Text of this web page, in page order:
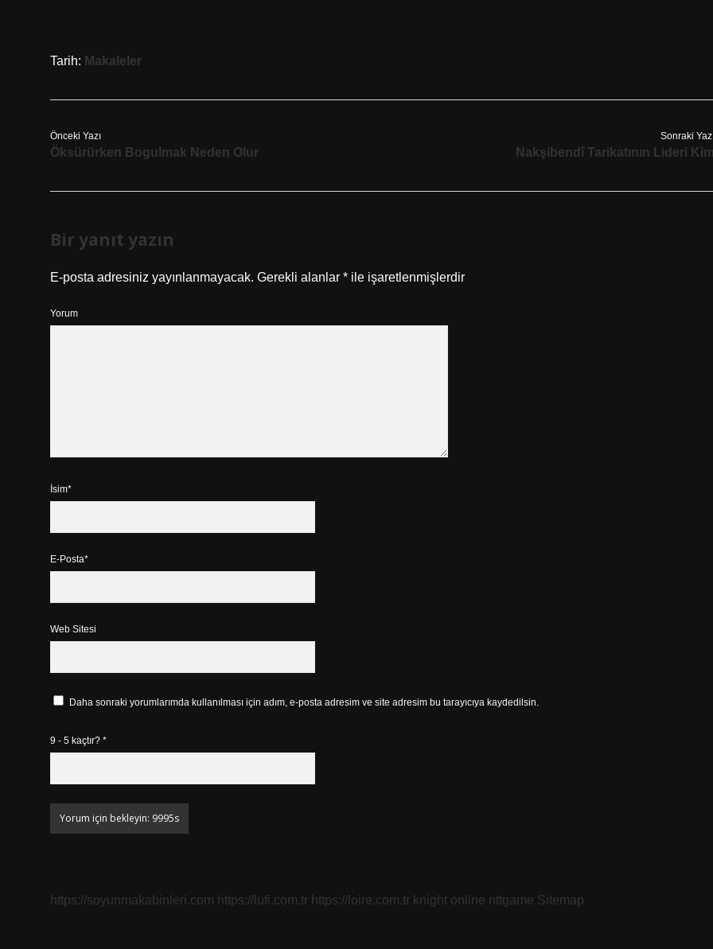
Tarih: Makaleler
Önceki Yazı
Öksürürken Bogulmak Neden Olur
Sonraki
Nakşibendî Tarikatının Lideri
Bir yanıt yazın
E-posta adresiniz yayınlanmayacak. Gerekli alanlar * ile işaretlenmişlerdir
Yorum
İsim*
E-Posta*
Web Sitesi
Daha sonraki yorumlarımda kullanılması için adım, e-posta adresim ve site adresim bu tarayıcıya kaydedilsin.
9 - 5 kaçtır? *
https://soyunmakabinleri.com https://lufi.com.tr https://loire.com.tr knight online nttgame Sitemap